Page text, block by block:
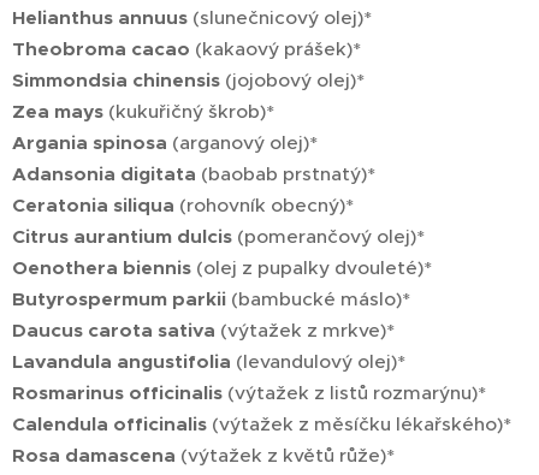
Helianthus annuus (slunečnicový olej)*
Theobroma cacao (kakaový prášek)*
Simmondsia chinensis (jojobový olej)*
Zea mays (kukuřičný škrob)*
Argania spinosa (arganový olej)*
Adansonia digitata (baobab prstnatý)*
Ceratonia siliqua (rohovník obecný)*
Citrus aurantium dulcis (pomerančový olej)*
Oenothera biennis (olej z pupalky dvouleté)*
Butyrospermum parkii (bambucké máslo)*
Daucus carota sativa (výtažek z mrkve)*
Lavandula angustifolia (levandulový olej)*
Rosmarinus officinalis (výtažek z listů rozmarýnu)*
Calendula officinalis (výtažek z měsíčku lékařského)*
Rosa damascena (výtažek z květů růže)*